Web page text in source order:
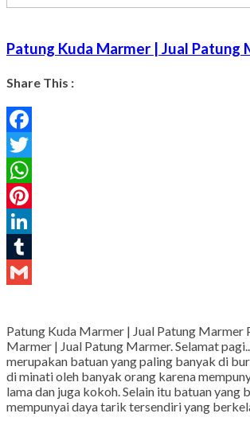
Patung Kuda Marmer | Jual Patung
Share This :
Facebook
Twitter
WhatsApp
Pinterest
LinkedIn
Tumblr
Patung Kuda Marmer | Jual Patung Marmer
Marmer | Jual Patung Marmer. Selamat
merupakan batuan yang paling banyak di
di minati oleh banyak orang karena
lama dan juga kokoh. Selain itu batuan yang
mempunyai daya tarik tersendiri yang